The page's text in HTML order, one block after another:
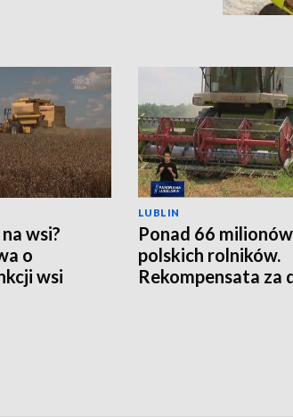
wsi?
o
wsi
LUBLIN
Ponad 66
polskich rolników.
Rekompensata za